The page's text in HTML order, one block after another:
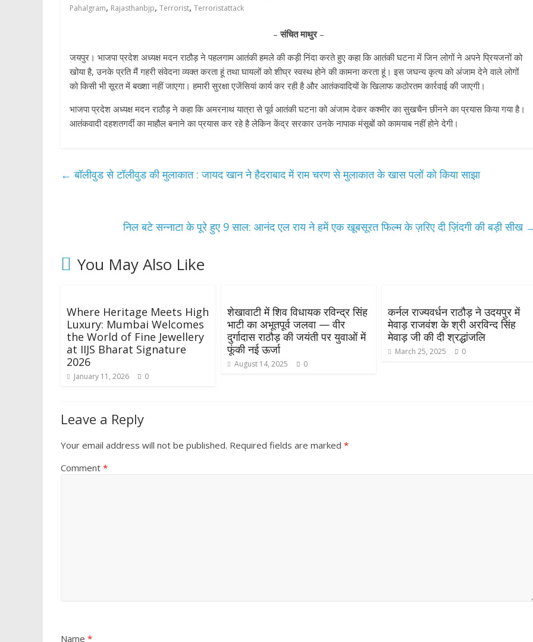
Pahalgram, Rajasthanbjp, Terrorist, Terroristattack
– संचित माथुर–
जयपुर। भाजपा प्रदेश अध्यक्ष मदन राठौड़ ने पहलगाम आतंकी हमले की कड़ी निंदा करते हुए कहा कि आतंकी घटना में जिन लोगों ने अपने प्रियजनों को
खोया है, उनके प्रति मैं गहरी संवेदना व्यक्त करता हूं तथा घायलों को शीघ्र स्वस्थ होने की कामना करता हूं। इस जघन्य कृत्य को अंजाम देने वाले लोगों
को किसी भी सूरत में बख्शा नहीं जाएगा। हमारी सुरक्षा एजेंसियां कार्य कर रही है और आतंकवादियों के खिलाफ कठोरतम कार्रवाई की जाएगी।
भाजपा प्रदेश अध्यक्ष मदन राठौड़ ने कहा कि अमरनाथ यात्रा से पूर्व आतंकी घटना को अंजाम देकर कश्मीर का सुखचैन छीनने का प्रयास किया गया है।
आतंकवादी दहशतगर्दी का माहौल बनाने का प्रयास कर रहे है लेकिन केंद्र सरकार उनके नापाक मंसूबों को कामयाब नहीं होने देगी।
← बॉलीवुड से टॉलीवुड की मुलाकात : जायद खान ने हैदराबाद में राम चरण से मुलाकात के खास पलों को किया साझा
निल बटे सन्नाटा के पूरे हुए 9 साल: आनंद एल राय ने हमें एक खूबसूरत फिल्म के ज़रिए दी ज़िंदगी की बड़ी सीख
You May Also Like
Where Heritage Meets High
Luxury: Mumbai Welcomes
the World of Fine Jewellery
at IIJS Bharat Signature
2026
January 11, 2026 0
शेखावाटी में शिव विधायक रविन्द्र सिंह
भाटी का अभूतपूर्व जलवा — वीर
दुर्गादास राठौड़ की जयंती पर युवाओं में
फूंकी नई ऊर्जा
August 14, 2025 0
कर्नल राज्यवर्धन राठौड़ ने उदयपुर में
मेवाड़ राजवंश के श्री अरविन्द सिंह
मेवाड़ जी की दी श्रद्धांजलि
March 25, 2025 0
Leave a Reply
Your email address will not be published. Required fields are marked *
Comment *
Name *